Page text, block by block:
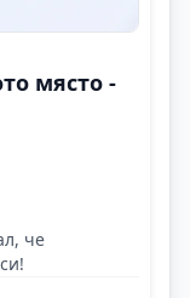
място -
че